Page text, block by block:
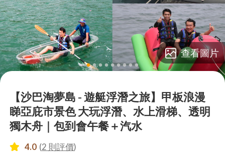
lens lens lens lens lens lens lens lens lens
查看圖片
【沙巴淘夢島 - 遊艇浮潛之旅】甲板浪漫
睇亞庇市景色 大玩浮潛、水上滑梯、透明
獨木舟｜包到會午餐＋汽水
4.0 (2 則評價)